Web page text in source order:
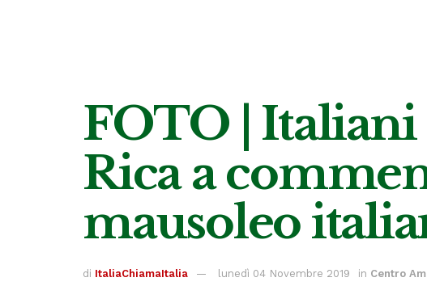
FOTO |
Rica a
mausoleo
di ItaliaChiamaItalia lunedì 04 Novembre 2019 in Centro